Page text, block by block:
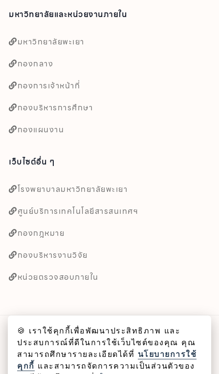
มหาวิทยาลัยและหน่วยงานภายใน
มหาวิทยาลัยพะเยา
กองกลาง
กองการเจ้าหน้าที่
กองบริหารการศึกษา
กองแผนงาน
เว็บไซต์อื่น ๆ
โรงพยาบาลมหาวิทยาลัยพะเยา
ศูนย์บริการเทคโนโลยีสารสนเทศฯ
กองกฎหมาย
กองบริหารงานวิจัย
หน่วยตรวจสอบภายใน
ลิขสิทธิ์ © 2025 คณะศิลปศาสตร์ มหาวิทยาลัยพะเยา
Cookie
🍪 เราใช้คุกกี้เพื่อพัฒนาประสิทธิภาพ และ
ประสบการณ์ที่ดีในการใช้เว็บไซต์ของคุณ คุณ
สามารถศึกษารายละเอียดได้ที่ นโยบายการใช้
คุกกี้ และสามารถจัดการความเป็นส่วนตัวของ